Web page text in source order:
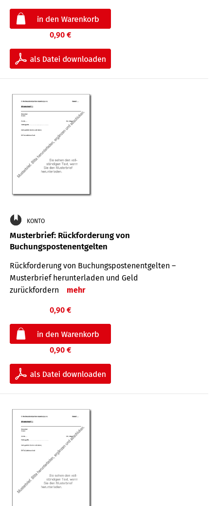
0,90 €
KONTO
Musterbrief: Rückforderung von
Buchungspostenentgelten
Rückforderung von Buchungspostenentgelten –
Musterbrief herunterladen und Geld
zurückfordern
mehr
0,90 €
0,90 €